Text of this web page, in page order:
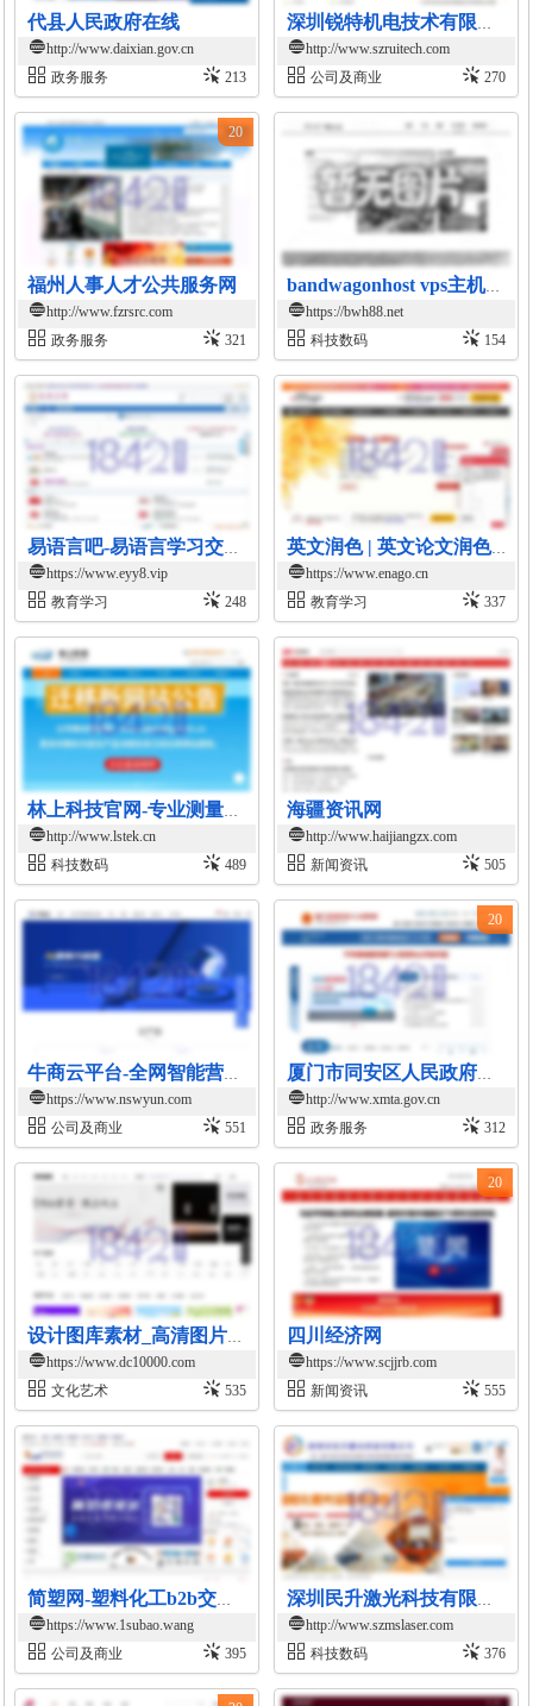
代县人民政府在线
http://www.daixian.gov.cn
政务服务
213
http://www.szruitech.com
公司及商业
270
福州人事人才公共服务网
http://www.fzrsrc.com
政务服务
321
20
bandwagonhost vps主机服务
https://bwh88.net
科技数码
154
易语言吧-易语言学习交流平台
https://www.eyy8.vip
教育学习
248
英文润色 | 英文论文润色 | SCI论文润色公司 - 英论阁Enago
https://www.enago.cn
教育学习
337
林上科技官网-专业测量仪器解决方案
http://www.lstek.cn
科技数码
489
海疆资讯网
http://www.haijiangzx.com
新闻资讯
505
牛商云平台-全网智能营销saas解决方案
https://www.nswyun.com
公司及商业
551
厦门市同安区人民政府网站
http://www.xmta.gov.cn
政务服务
312
20
设计图库素材_高清图片素材_PS图片素材-素材国度
https://www.dc10000.com
文化艺术
535
四川经济网
https://www.scjjrb.com
新闻资讯
555
20
简塑网-塑料化工b2b交易平台
https://www.1subao.wang
公司及商业
395
深圳民升激光科技有限公司官网
http://www.szmslaser.com
科技数码
376